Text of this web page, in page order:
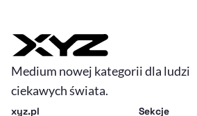
Medium nowej kategorii dla ludzi
ciekawych świata.
xyz.pl Sekcje